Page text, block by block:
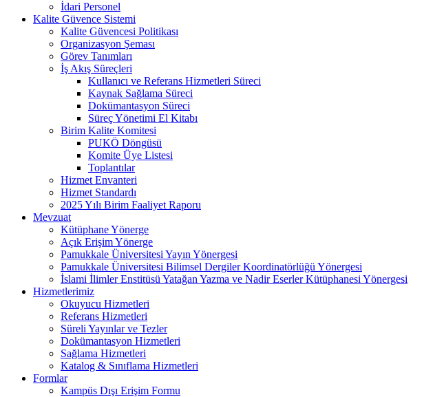
İdari Personel
Kalite Güvence Sistemi
Kalite Güvencesi Politikası
Organizasyon Şeması
Görev Tanımları
İş Akış Süreçleri
Kullanıcı ve Referans Hizmetleri Süreci
Kaynak Sağlama Süreci
Dokümantasyon Süreci
Süreç Yönetimi El Kitabı
Birim Kalite Komitesi
PUKÖ Döngüsü
Komite Üye Listesi
Toplantılar
Hizmet Envanteri
Hizmet Standardı
2025 Yılı Birim Faaliyet Raporu
Mevzuat
Kütüphane Yönerge
Açık Erişim Yönerge
Pamukkale Üniversitesi Yayın Yönergesi
Pamukkale Üniversitesi Bilimsel Dergiler Koordinatörlüğü Yönergesi
İslami İlimler Enstitüsü Yatağan Yazma ve Nadir Eserler Kütüphanesi Yönergesi
Hizmetlerimiz
Okuyucu Hizmetleri
Referans Hizmetleri
Süreli Yayınlar ve Tezler
Dokümantasyon Hizmetleri
Sağlama Hizmetleri
Katalog & Sınıflama Hizmetleri
Formlar
Kampüs Dışı Erişim Formu